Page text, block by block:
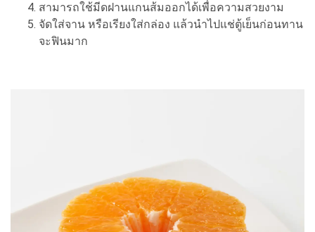
สามารถใช้มีดฝานแกนส้มออกได้เพื่อความสวยงาม
จัดใส่จาน หรือเรียงใส่กล่อง แล้วนำไปแช่ตู้เย็นก่อนทาน
จะฟินมาก